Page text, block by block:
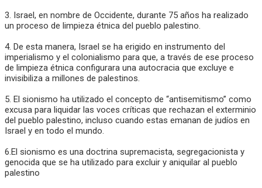
3. Israel, en nombre de Occidente, durante 75 años ha realizado
un proceso de limpieza étnica del pueblo palestino.
4. De esta manera, Israel se ha erigido en instrumento del
imperialismo y el colonialismo para que, a través de ese proceso
de limpieza étnica configurara una autocracia que excluye e
invisibiliza a millones de palestinos.
5. El sionismo ha utilizado el concepto de “antisemitismo” como
excusa para liquidar las voces críticas que rechazan el exterminio
del pueblo palestino, incluso cuando estas emanan de judíos en
Israel y en todo el mundo.
6.El sionismo es una doctrina supremacista, segregacionista y
genocida que se ha utilizado para excluir y aniquilar al pueblo
palestino